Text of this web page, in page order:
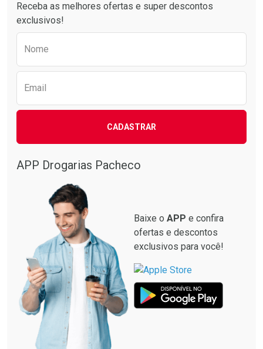
Receba as melhores ofertas e super descontos
exclusivos!
Nome
Email
CADASTRAR
APP Drogarias Pacheco
Baixe o APP e confira
ofertas e descontos
exclusivos para você!